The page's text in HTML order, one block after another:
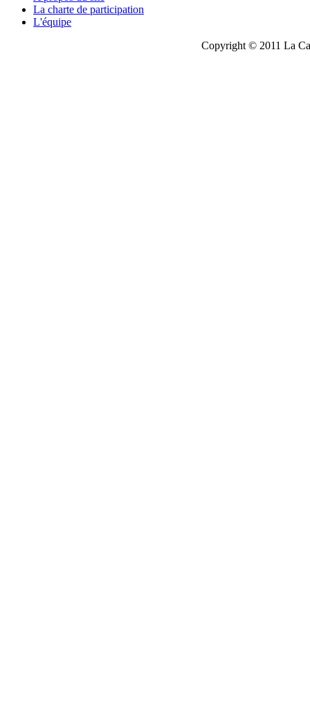
La charte de participation
L'équipe
Copyright © 2011 La